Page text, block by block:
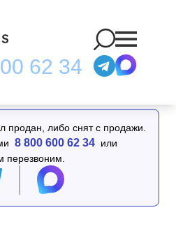
62 34
2.0 N 2WD
продан, либо снят с продажи.
8 800 600 62 34 или
перезвоним.